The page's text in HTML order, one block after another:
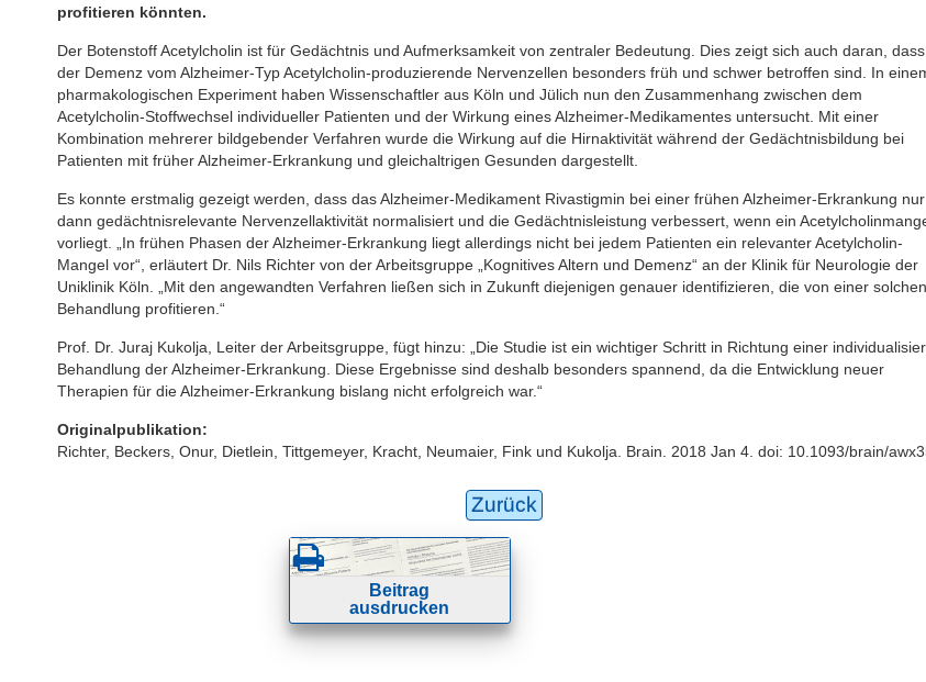
profitieren könnten.
Der Botenstoff Acetylcholin ist für Gedächtnis und Aufmerksamkeit von zentraler Bedeutung. Dies zeigt sich auch daran,
der Demenz vom Alzheimer-Typ Acetylcholin-produzierende Nervenzellen besonders früh und schwer betroffen sind. In
pharmakologischen Experiment haben Wissenschaftler aus Köln und Jülich nun den Zusammenhang zwischen dem
Acetylcholin-Stoffwechsel individueller Patienten und der Wirkung eines Alzheimer-Medikamentes untersucht. Mit einer
Kombination mehrerer bildgebender Verfahren wurde die Wirkung auf die Hirnaktivität während der Gedächtnisbildung bei
Patienten mit früher Alzheimer-Erkrankung und gleichaltrigen Gesunden dargestellt.
Es konnte erstmalig gezeigt werden, dass das Alzheimer-Medikament Rivastigmin bei einer frühen Alzheimer-Erkrankung nur
dann gedächtnisrelevante Nervenzellaktivität normalisiert und die Gedächtnisleistung verbessert, wenn ein
vorliegt. „In frühen Phasen der Alzheimer-Erkrankung liegt allerdings nicht bei jedem Patienten ein relevanter Acetylcholin-
Mangel vor“, erläutert Dr. Nils Richter von der Arbeitsgruppe „Kognitives Altern und Demenz“ an der Klinik für Neurologie der
Uniklinik Köln. „Mit den angewandten Verfahren ließen sich in Zukunft diejenigen genauer identifizieren, die von einer solchen
Behandlung profitieren.“
Prof. Dr. Juraj Kukolja, Leiter der Arbeitsgruppe, fügt hinzu: „Die Studie ist ein wichtiger Schritt in Richtung einer
Behandlung der Alzheimer-Erkrankung. Diese Ergebnisse sind deshalb besonders spannend, da die Entwicklung neuer
Therapien für die Alzheimer-Erkrankung bislang nicht erfolgreich war.“
Originalpublikation:
Richter, Beckers, Onur, Dietlein, Tittgemeyer, Kracht, Neumaier, Fink und Kukolja. Brain. 2018 Jan 4. doi: 10.1093/brain/
Zurück
Beitrag
ausdrucken